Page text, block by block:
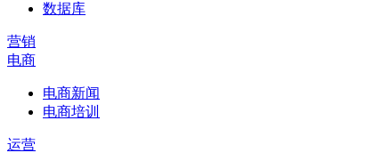
数据库
营销
电商
电商新闻
电商培训
运营